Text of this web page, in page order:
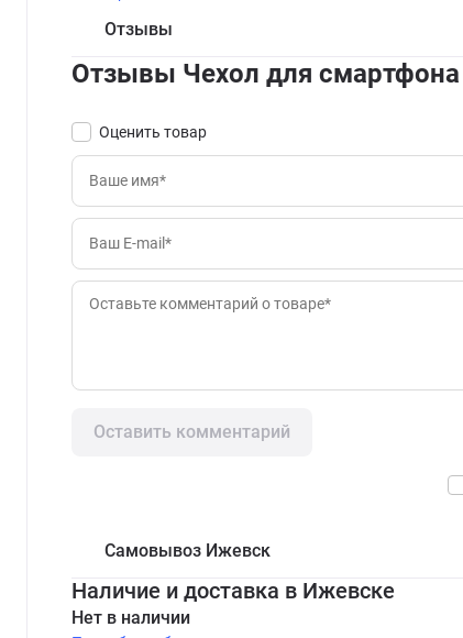
Отзывы
Отзывы Чехол для смартфона
Оценить товар
Оставить комментарий
Самовывоз Ижевск
Наличие и доставка в Ижевске
Нет в наличии